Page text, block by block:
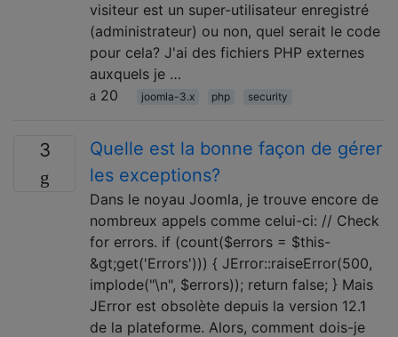
visiteur est un super-utilisateur enregistré
(administrateur) ou non, quel serait le code
pour cela? J'ai des fichiers PHP externes
auxquels je …
20
joomla-3.x php security
3
Quelle est la bonne façon de gérer
les exceptions?
Dans le noyau Joomla, je trouve encore de
nombreux appels comme celui-ci: // Check
for errors. if (count($errors = $this-
&gt;get('Errors'))) { JError::raiseError(500,
implode("\n", $errors)); return false; } Mais
JError est obsolète depuis la version 12.1
de la plateforme. Alors, comment dois-je